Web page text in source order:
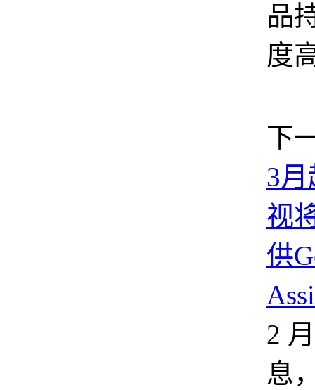
品
度
下
3
视
供
2
息